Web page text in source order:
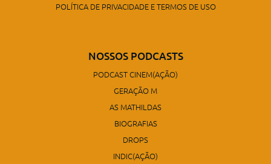
POLÍTICA DE PRIVACIDADE E TERMOS DE USO
NOSSOS PODCASTS
PODCAST CINEM(AÇÃO)
GERAÇÃO M
AS MATHILDAS
BIOGRAFIAS
DROPS
INDIC(AÇÃO)